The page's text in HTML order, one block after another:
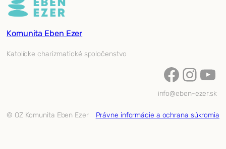
Komunita Eben Ezer
Katolícke charizmatické spoločenstvo
Facebook InstagramYouTube
info@eben-ezer.sk
© OZ Komunita Eben Ezer Právne informácie a ochrana súkromia